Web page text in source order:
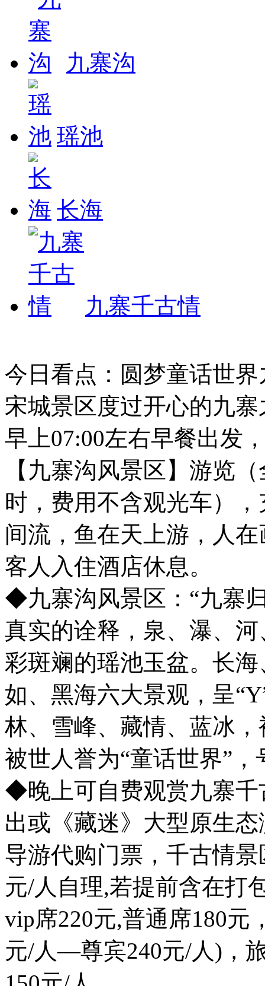
九寨沟
瑶池
长海
九寨千古情
今日看点：圆梦童话世
宋城景区度过开心的九寨
早上07:00左右早餐出发
【九寨沟风景区】游览
时，费用不含观光车）
间流，鱼在天上游，人
客人入住酒店休息。
◆九寨沟风景区：“九寨
真实的诠释，泉、瀑、
彩斑斓的瑶池玉盆。长
如、黑海六大景观，呈
林、雪峰、藏情、蓝冰
被世人誉为“童话世界”，
◆晚上可自费观赏九寨
出或《藏迷》大型原生
导游代购门票，千古情
元/人自理,若提前含在打
vip席220元,普通席180元
元/人—尊宾240元/人)，